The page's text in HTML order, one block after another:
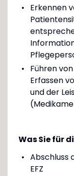
Erkennen
Führen
Erfassen
und der
Was Sie für
Abschluss
EFZ